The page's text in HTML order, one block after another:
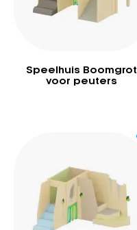
Speelhuis Boomgrot
voor peuters